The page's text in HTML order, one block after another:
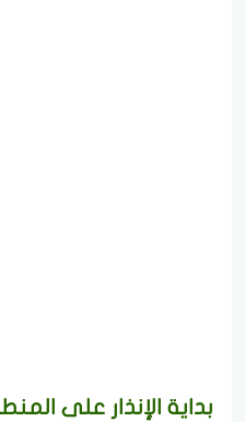
بداية الإنذار على